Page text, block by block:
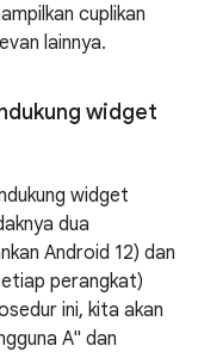
cuplikan
lainnya.
widget
widget
dua
Android 12) dan
perangkat)
ini, kita akan
A" dan